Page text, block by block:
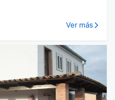
Ver más